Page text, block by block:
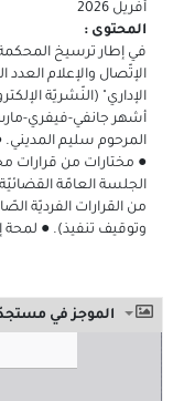
أفريل 2026
المحتوى :
في إطار ترسيخ
الإداري" (النّشريّة
أشهر جانفي-فيفري-
المرحوم سليم
● مختارات من قرارات
الجلسة العامّة
من القرارات الفرديّة
وتوقيف تنفيذ). ●